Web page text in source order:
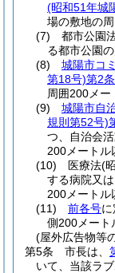
(昭和51年城
場の敷地の
(7)
都市公園
る都市公園
(8)
城陽市コ
第18号)第2条
周囲200メー
(9)
城陽市自
規則第52号)
つ、自治会
200メートル
(10)
医療法(
する病院又
200メートル
(11)
前各号
側200メート
(屋外広告物等
第5条
市長は、
いて、当該ラ